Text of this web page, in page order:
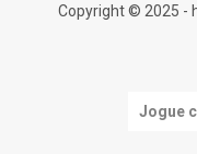
Copyright © 2025 -
Jogue